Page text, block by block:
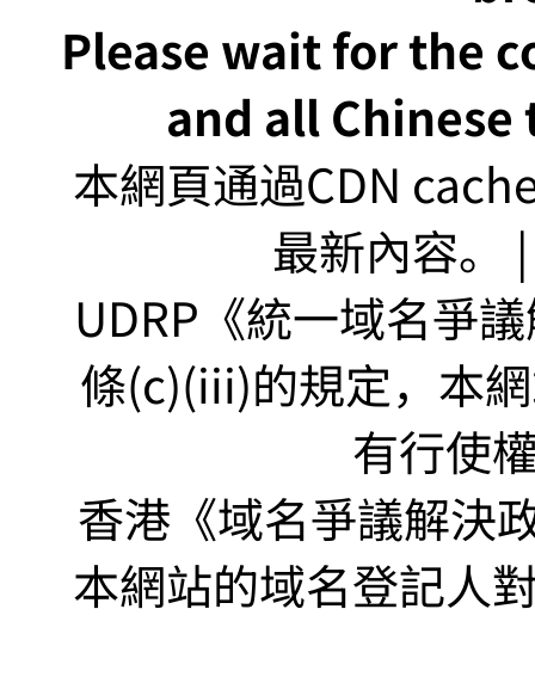
Please wait for the
and all
本網頁通過CDN
最新內容。
UDRP《統一域名爭
條(c)(iii)的規定，本
有行使
香港《域名爭議解決
本網站的域名登記人